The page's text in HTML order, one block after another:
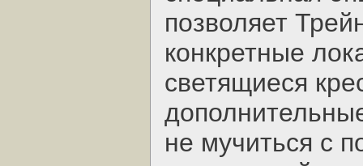
позволяет
конкретные
светящиеся
не мучиться с